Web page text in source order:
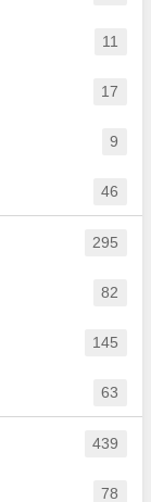
11
17
9
46
295
82
145
63
439
78